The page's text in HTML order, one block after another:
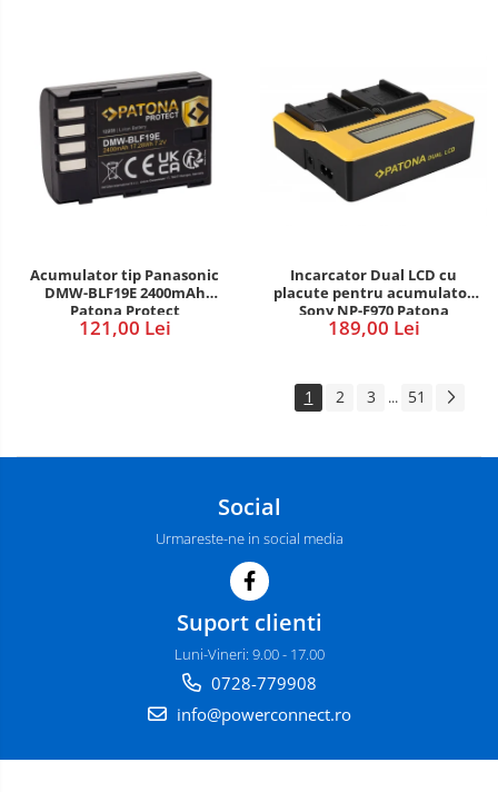
Acumulator tip Panasonic
DMW-BLF19E 2400mAh
Patona Protect
121,00 Lei
Incarcator Dual LCD cu
placute pentru acumulator
Sony NP-F970 Patona
189,00 Lei
1 2 3 ... 51
Social
Urmareste-ne in social media
Suport clienti
Luni-Vineri: 9.00 - 17.00
0728-779908
info@powerconnect.ro